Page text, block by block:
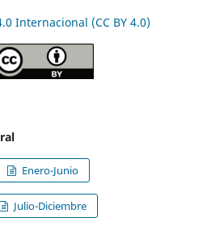
Internacional (CC BY 4.0)
Enero-Junio
Julio-Diciembre